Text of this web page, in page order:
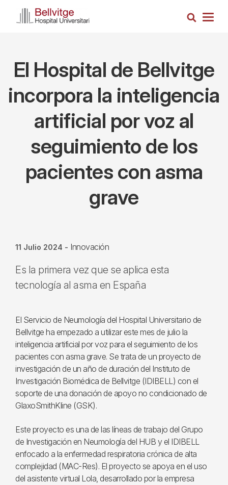
Busca
El Hospital de Bellvitge
incorpora la inteligencia
artificial por voz al
seguimiento de los
pacientes con asma
grave
11 Julio 2024 - Innovación
Es la primera vez que se aplica esta
tecnología al asma en España
El Servicio de Neumología del Hospital Universitario de
Bellvitge ha empezado a utilizar este mes de julio la
inteligencia artificial por voz para el seguimiento de los
pacientes con asma grave. Se trata de un proyecto de
investigación de un año de duración del Instituto de
Investigación Biomédica de Bellvitge (IDIBELL) con el
soporte de una donación de apoyo no condicionado de
GlaxoSmithKline (GSK).
Este proyecto es una de las líneas de trabajo del Grupo
de Investigación en Neumología del HUB y el IDIBELL
enfocado a la enfermedad respiratoria crónica de alta
complejidad (MAC-Res). El proyecto se apoya en el uso
del asistente virtual Lola, desarrollado por la empresa